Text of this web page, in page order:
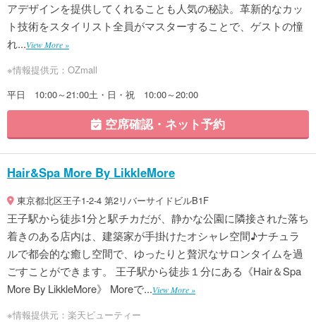
アデザインを提供してくれることも人気の秘訣。革新的なカッ
ト技術をスタイリスト全員がマスターすることで、ゲストの憧
れ...View More »
※情報提供元：OZmall
平日 10:00～21:00土・日・祝 10:00～20:00
空席確認・ネット予約
Hair&Spa More By LikkleMore
東京都北区王子1-2-4 第2リバーサイドビルB1F
王子駅から徒歩1分と駅チカだが、静かな公園に隣接された落ち
着きのある店内は、建築家が手掛けたオシャレ空間♪ナチュラ
ルで都会的な癒し空間で、ゆったりと贅沢なサロンタイムを過
ごすことができます。 王子駅から徒歩１分にある《Hair＆Spa
More By LikkleMore》 Moreで...View More »
※情報提供元：楽天ビューティー